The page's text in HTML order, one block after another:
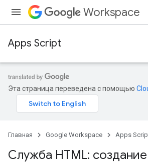
Workspace
Apps Script
Эта страница переведена с помощью
Главная Google Workspace Apps
Служба HTML: